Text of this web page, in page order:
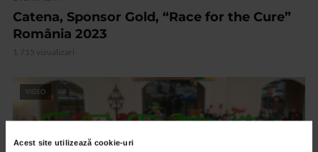
Acest site utilizează cookie-uri
Catena, Sponsor Gold, “Race for the Cure”
România 2023
1.715 vizualizari
VIDEO